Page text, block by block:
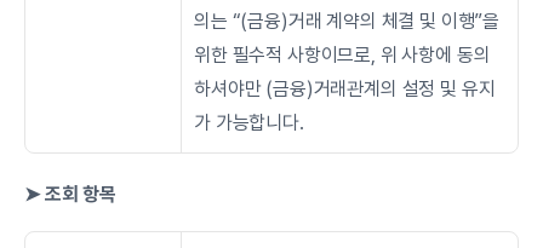
의는 “(금융)거래 계약의 체결 및 이행”을
위한 필수적 사항이므로, 위 사항에 동의
하셔야만 (금융)거래관계의 설정 및 유지
가 가능합니다.
➤ 조회 항목